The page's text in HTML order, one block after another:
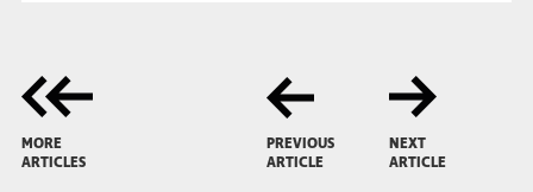
MORE
ARTICLES
PREVIOUS
ARTICLE
NEXT
ARTICLE